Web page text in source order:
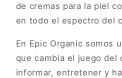
de cremas para la piel
en todo el espectro del
En Epic Organic somos
que cambia el juego del
informar, entretener y